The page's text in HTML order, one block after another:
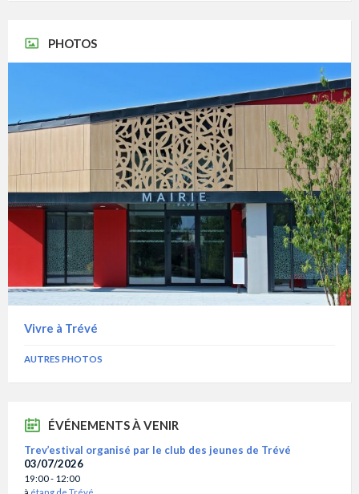
PHOTOS
Vivre à Trévé
AUTRES PHOTOS
ÉVÉNEMENTS À VENIR
Trev’estival organisé par le club des jeunes de Trévé
03/07/2026
19:00 - 12:00
à étang de Trévé